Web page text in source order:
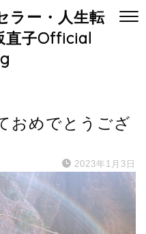
ラー・人生転
子Official
おめでとうござ
2023年1月3日